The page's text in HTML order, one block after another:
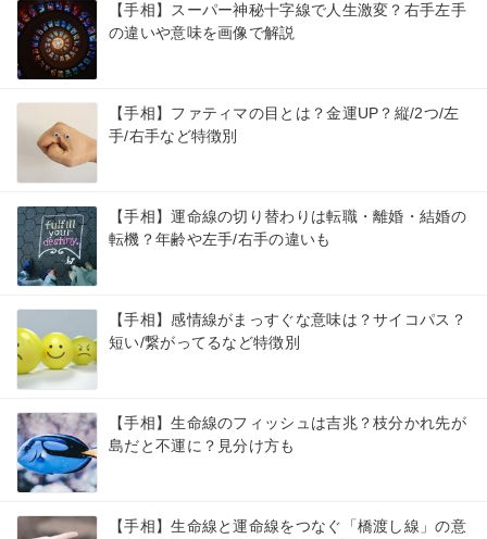
【手相】スーパー神秘十字線で人生激変？右手左手
の違いや意味を画像で解説
【手相】ファティマの目とは？金運UP？縦/2つ/左
手/右手など特徴別
【手相】運命線の切り替わりは転職・離婚・結婚の
転機？年齢や左手/右手の違いも
【手相】感情線がまっすぐな意味は？サイコパス？
短い/繋がってるなど特徴別
【手相】生命線のフィッシュは吉兆？枝分かれ先が
島だと不運に？見分け方も
【手相】生命線と運命線をつなぐ「橋渡し線」の意